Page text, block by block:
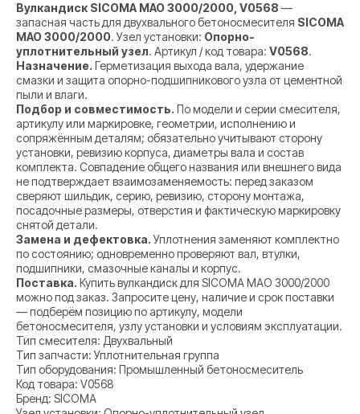
Вулкандиск SICOMA MAO 3000/2000, V0568 —
запасная часть для двухвального бетоносмесителя SICOMA
MAO 3000/2000. Узел установки: Опорно-
уплотнительный узел. Артикул / код товара: V0568.
Назначение. Герметизация выхода вала, удержание
смазки и защита опорно-подшипникового узла от цементной
пыли и влаги.
Подбор и совместимость. По модели и серии смесителя,
артикулу или маркировке, геометрии, исполнению и
сопряжённым деталям; обязательно учитывают сторону
установки, ревизию корпуса, диаметры вала и состав
комплекта. Совпадение общего названия или внешнего вида
не подтверждает взаимозаменяемость: перед заказом
сверяют шильдик, серию, ревизию, сторону монтажа,
посадочные размеры, отверстия и фактическую маркировку
снятой детали.
Замена и дефектовка.Уплотнения заменяют комплектно
по состоянию; одновременно проверяют вал, втулки,
подшипники, смазочные каналы и корпус.
Поставка. Купить вулкандиск для SICOMA MAO 3000/2000
можно под заказ. Запросите цену, наличие и срок поставки
— подберём позицию по артикулу, модели
бетоносмесителя, узлу установки и условиям эксплуатации.
Тип смесителя: Двухвальный
Тип запчасти: Уплотнительная группа
Тип оборудования: Промышленный бетоносмеситель
Код товара: V0568
Бренд: SICOMA